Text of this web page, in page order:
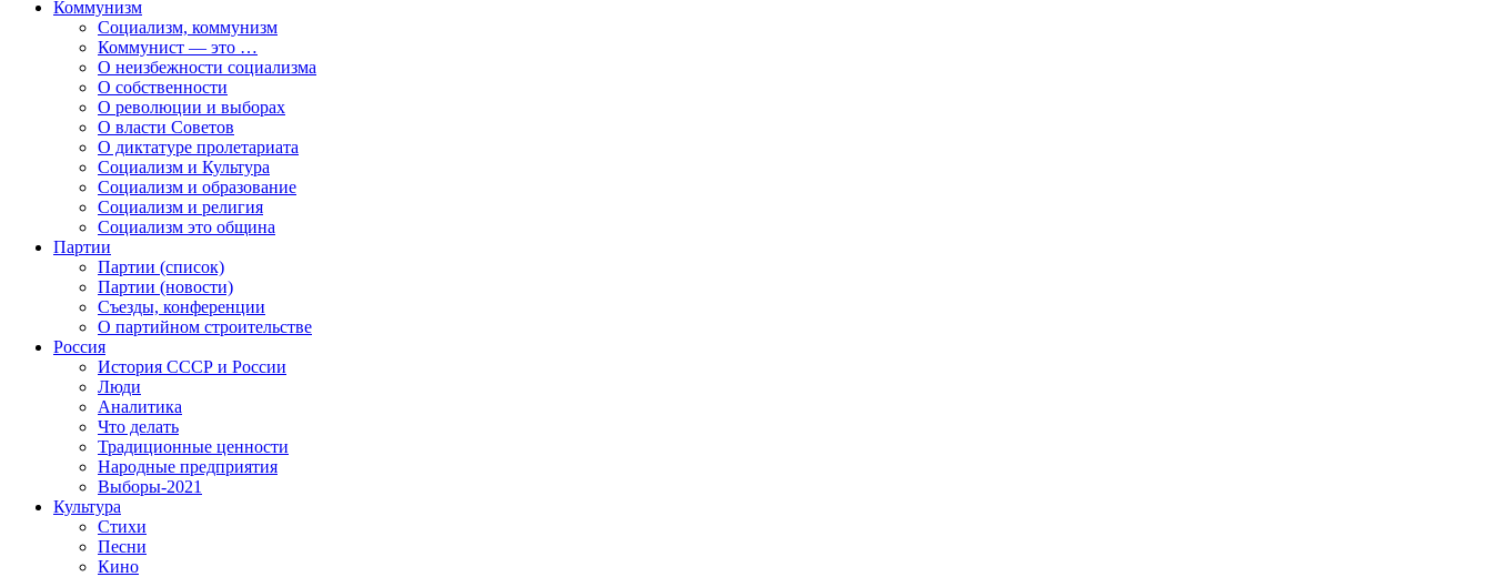
Коммунизм
Социализм, коммунизм
Коммунист — это …
О неизбежности социализма
О собственности
О революции и выборах
О власти Советов
О диктатуре пролетариата
Социализм и Культура
Социализм и образование
Социализм и религия
Социализм это община
Партии
Партии (список)
Партии (новости)
Съезды, конференции
О партийном строительстве
Россия
История СССР и России
Люди
Аналитика
Что делать
Традиционные ценности
Народные предприятия
Выборы-2021
Культура
Стихи
Песни
Кино